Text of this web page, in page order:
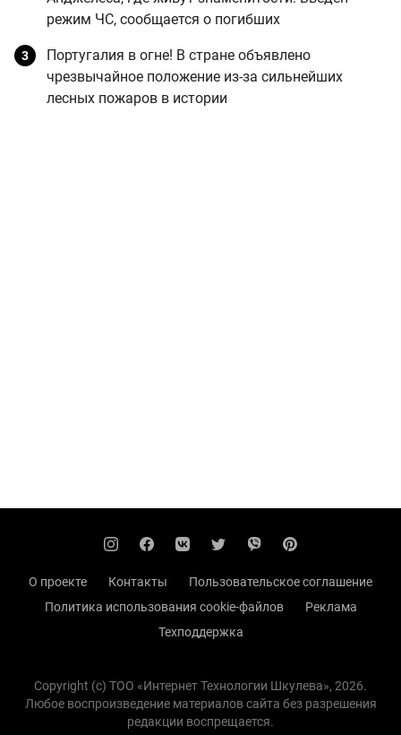
режим ЧС, сообщается о погибших
Португалия в огне! В стране объявлено
чрезвычайное положение из-за сильнейших
лесных пожаров в истории
О проекте Контакты
Пользовательское соглашение
Политика использования cookie-файлов
Реклама
Техподдержка
Copyright (с) TOO «Интернет Технологии Шкулева», 2026.
Любое воспроизведение материалов сайта без разрешения
редакции воспрещается.